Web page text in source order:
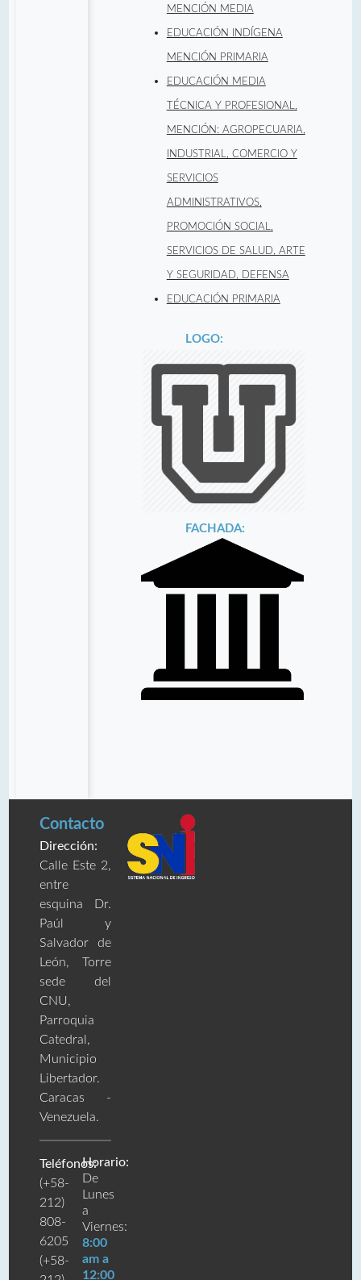
MENCIÓN MEDIA
EDUCACIÓN INDÍGENA
MENCIÓN PRIMARIA
EDUCACIÓN MEDIA
TÉCNICA Y PROFESIONAL,
MENCIÓN: AGROPECUARIA,
INDUSTRIAL, COMERCIO Y
SERVICIOS
ADMINISTRATIVOS,
PROMOCIÓN SOCIAL,
SERVICIOS DE SALUD, ARTE
Y SEGURIDAD, DEFENSA
EDUCACIÓN PRIMARIA
LOGO:
FACHADA:
Contacto
Dirección:
Calle Este 2,
entre
esquina Dr.
Paúl y
Salvador de
León, Torre
sede del
CNU,
Parroquia
Catedral,
Municipio
Libertador.
Caracas -
Venezuela.
Teléfonos:
(+58-
212)
808-
6205
(+58-
Horario:
De
Lunes
a
Viernes:
8:00
am a
12:00